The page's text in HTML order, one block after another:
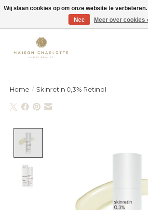
Gratis verzending binnen België vanaf €150
Home / Skinretin 0,3% Retinol
Wij slaan cookies op om onze website te
Nee
Meer over cookies